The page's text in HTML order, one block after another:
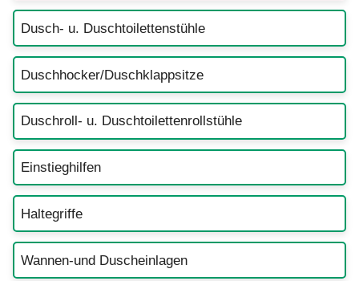
Dusch- u. Duschtoilettenstühle
Duschhocker/Duschklappsitze
Duschroll- u. Duschtoilettenrollstühle
Einstieghilfen
Haltegriffe
Wannen-und Duscheinlagen